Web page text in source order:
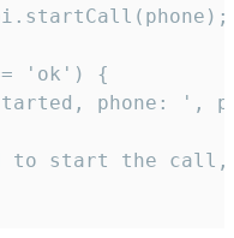
'ok') {
phone: ',
to start the